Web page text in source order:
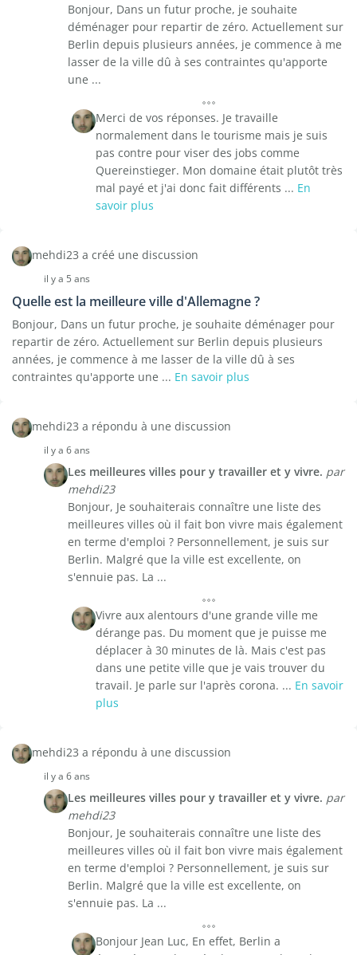
Bonjour, Dans un futur proche, je souhaite
déménager pour repartir de zéro. Actuellement sur
Berlin depuis plusieurs années, je commence à me
lasser de la ville dû à ses contraintes qu'apporte
une ...
Merci de vos réponses. Je travaille
normalement dans le tourisme mais je suis
pas contre pour viser des jobs comme
Quereinstieger. Mon domaine était plutôt très
mal payé et j'ai donc fait différents ... En
savoir plus
mehdi23 a créé une discussion
il y a 5 ans
Quelle est la meilleure ville d'Allemagne ?
Bonjour, Dans un futur proche, je souhaite déménager pour
repartir de zéro. Actuellement sur Berlin depuis plusieurs
années, je commence à me lasser de la ville dû à ses
contraintes qu'apporte une ... En savoir plus
mehdi23 a répondu à une discussion
il y a 6 ans
Les meilleures villes pour y travailler et y vivre. par
mehdi23
Bonjour, Je souhaiterais connaître une liste des
meilleures villes où il fait bon vivre mais également
en terme d'emploi ? Personnellement, je suis sur
Berlin. Malgré que la ville est excellente, on
s'ennuie pas. La ...
Vivre aux alentours d'une grande ville me
dérange pas. Du moment que je puisse me
déplacer à 30 minutes de là. Mais c'est pas
dans une petite ville que je vais trouver du
travail. Je parle sur l'après corona. ... En savoir
plus
mehdi23 a répondu à une discussion
il y a 6 ans
Les meilleures villes pour y travailler et y vivre. par
mehdi23
Bonjour, Je souhaiterais connaître une liste des
meilleures villes où il fait bon vivre mais également
en terme d'emploi ? Personnellement, je suis sur
Berlin. Malgré que la ville est excellente, on
s'ennuie pas. La ...
Bonjour Jean Luc, En effet, Berlin a